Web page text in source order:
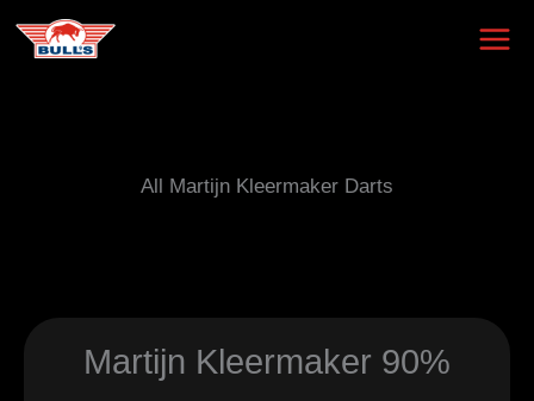
Skip
All Martijn Kleermaker Darts
Martijn Kleermaker 90%